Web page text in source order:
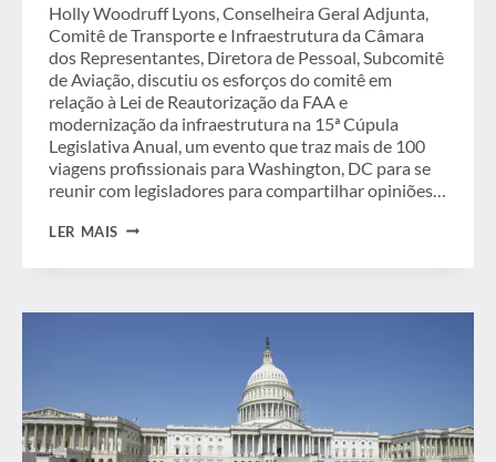
Holly Woodruff Lyons, Conselheira Geral Adjunta,
Comitê de Transporte e Infraestrutura da Câmara
dos Representantes, Diretora de Pessoal, Subcomitê
de Aviação, discutiu os esforços do comitê em
relação à Lei de Reautorização da FAA e
modernização da infraestrutura na 15ª Cúpula
Legislativa Anual, um evento que traz mais de 100
viagens profissionais para Washington, DC para se
reunir com legisladores para compartilhar opiniões…
LER MAIS SIMPÓSIO
REAUTORIZAÇÃO
DO
ATC